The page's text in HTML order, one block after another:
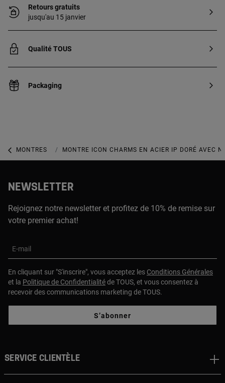
Retours gratuits
jusqu'au 15 janvier
Qualité TOUS
Packaging
MONTRES MONTRES ANALOGIQUES
MONTRE ICON CHARMS EN ACIER IP DORÉ AVEC
NEWSLETTER
Rejoignez notre newsletter et profitez de 10% de remise sur
votre premier achat!
E-mail
En cliquant sur "S'inscrire", vous acceptez les Conditions Générales
et la Politique de Confidentialitéde TOUS, et vous consentez à
recevoir des communications marketing de TOUS.
S’abonner
Service clientèle